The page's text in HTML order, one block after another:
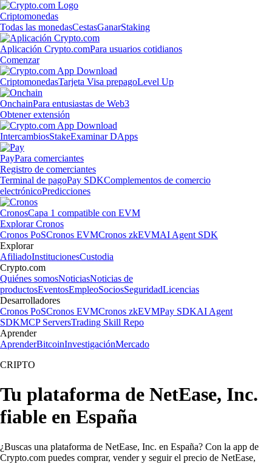
Criptomonedas
Todas las monedasCestasGanarStaking
Aplicación Crypto.comPara usuarios cotidianos
Comenzar
CriptomonedasTarjeta Visa prepagoLevel Up
OnchainPara entusiastas de Web3
Obtener extensión
IntercambiosStakeExaminar DApps
PayPara comerciantes
Registro de comerciantes
Terminal de pagoPay SDKComplementos de comercio
electrónicoPredicciones
CronosCapa 1 compatible con EVM
Explorar Cronos
Cronos PoSCronos EVMCronos zkEVMAI Agent SDK
Explorar
AfiliadoInstitucionesCustodia
Crypto.com
Quiénes somosNoticiasNoticias de
productosEventosEmpleoSociosSeguridadLicencias
Desarrolladores
Cronos PoSCronos EVMCronos zkEVMPay SDKAI Agent
SDKMCP ServersTrading Skill Repo
Aprender
AprenderBitcoinInvestigaciónMercado
CRIPTO
Tu plataforma de NetEase, Inc.
fiable en España
¿Buscas una plataforma de NetEase, Inc. en España? Con la app de
Crypto.com puedes comprar, vender y seguir el precio de NetEase,